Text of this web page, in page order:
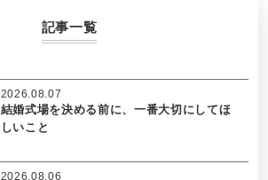
記事一覧
結婚式場を決める前に、一番大切にしてほ
しいこと
2026.08.07
2026.08.06